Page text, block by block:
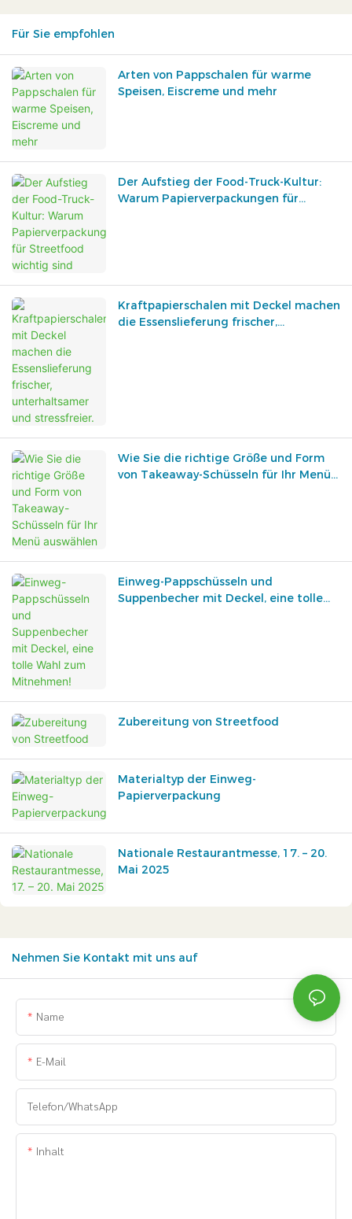
Für Sie empfohlen
Arten von Pappschalen für warme
Speisen, Eiscreme und mehr
Der Aufstieg der Food-Truck-Kultur:
Warum Papierverpackungen für
Kraftpapierschalen mit Deckel machen
die Essenslieferung frischer,
Wie Sie die richtige Größe und Form
von Takeaway-Schüsseln für Ihr Menü
Einweg-Pappschüsseln und
Suppenbecher mit Deckel, eine tolle
Zubereitung von Streetfood
Materialtyp der Einweg-
Papierverpackung
Nationale Restaurantmesse, 17. – 20.
Mai 2025
Nehmen Sie Kontakt mit uns auf
Name
E-Mail
Telefon/WhatsApp
Inhalt